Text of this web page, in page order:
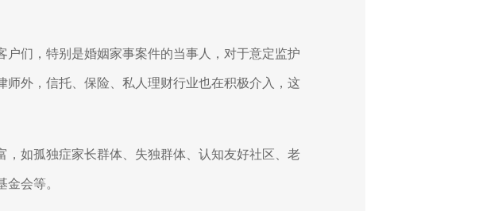
们，特别是婚姻家事案件的当事人，对于意定监护
外，信托、保险、私人理财行业也在积极介入，这
如孤独症家长群体、失独群体、认知友好社区、老
会等。